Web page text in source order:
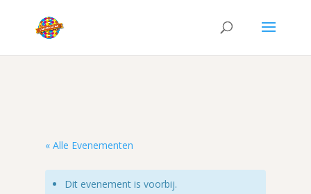
« Alle Evenementen
Dit evenement is voorbij.